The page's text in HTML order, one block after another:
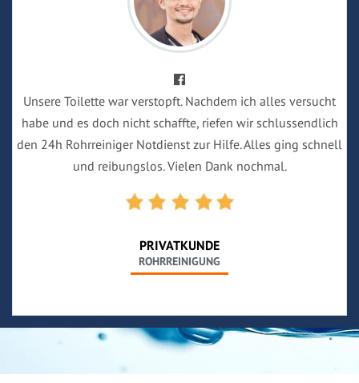
Unsere Toilette war verstopft. Nachdem ich alles versucht
habe und es doch nicht schaffte, riefen wir schlussendlich
den 24h Rohrreiniger Notdienst zur Hilfe. Alles ging schnell
und reibungslos. Vielen Dank nochmal.
PRIVATKUNDE
ROHRREINIGUNG